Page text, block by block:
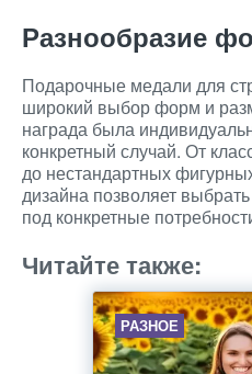
Разнообразие
Подарочные медали для
широкий выбор форм и
награда была
конкретный случай. От
до нестандартных
дизайна позволяет
под конкретные
Читайте также:
РАЗНОЕ